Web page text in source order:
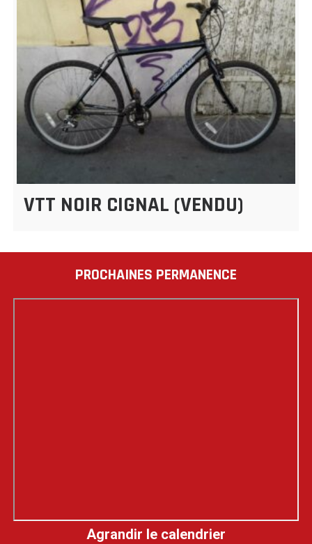
VTT NOIR CIGNAL (VENDU)
PROCHAINES PERMANENCE
Agrandir le calendrier